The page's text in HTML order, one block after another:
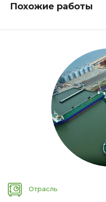
Похожие работы
Отрасль